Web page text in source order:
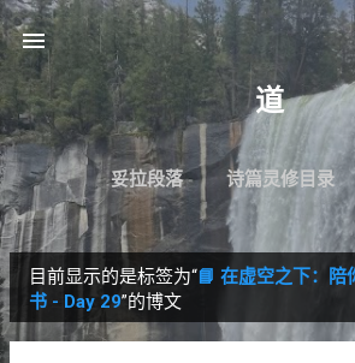
跳至主要内容
道
妥拉段落 诗篇灵修目录
博
文
目前显示的是标签为“📘 在虚空之下：陪
书 - Day 29”的博文